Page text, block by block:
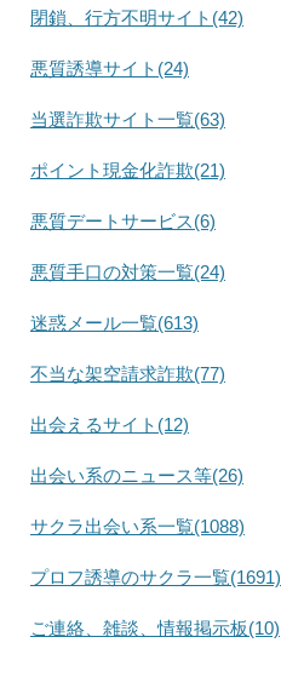
閉鎖、行方不明サイト(42)
悪質誘導サイト(24)
当選詐欺サイト一覧(63)
ポイント現金化詐欺(21)
悪質デートサービス(6)
悪質手口の対策一覧(24)
迷惑メール一覧(613)
不当な架空請求詐欺(77)
出会えるサイト(12)
出会い系のニュース等(26)
サクラ出会い系一覧(1088)
プロフ誘導のサクラ一覧(1691)
ご連絡、雑談、情報掲示板(10)